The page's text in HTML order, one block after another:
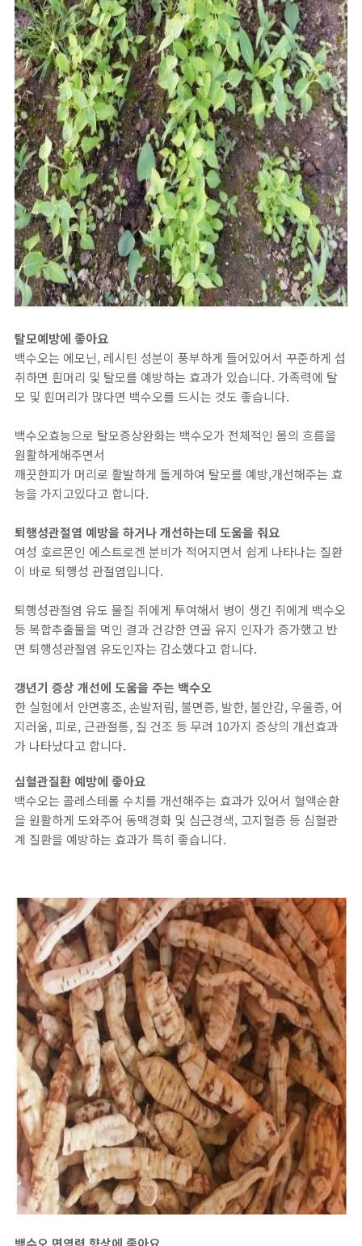
탈모예방에 좋아요
백수오는 에모닌, 레시틴 성분이 풍부하게 들어있어서 꾸준하게 섭
취하면 흰머리 및 탈모를 예방하는 효과가 있습니다. 가족력에 탈
모 및 흰머리가 많다면 백수오를 드시는 것도 좋습니다.
백수오효능으로 탈모증상완화는 백수오가 전체적인 몸의 흐름을
원활하게해주면서
깨끗한피가 머리로 활발하게 돌게하여 탈모를 예방,개선해주는 효
능을 가지고있다고 합니다.
퇴행성관절염 예방을 하거나 개선하는데 도움을 줘요
여성 호르몬인 에스트로겐 분비가 적어지면서 쉽게 나타나는 질환
이 바로 퇴행성 관절염입니다.
퇴행성관절염 유도 물질 쥐에게 투여해서 병이 생긴 쥐에게 백수오
등 복합추출물을 먹인 결과 건강한 연골 유지 인자가 증가했고 반
면 퇴행성관절염 유도인자는 감소했다고 합니다.
갱년기 증상 개선에 도움을 주는 백수오
한 실험에서 안면홍조, 손발저림, 불면증, 발한, 불안감, 우울증, 어
지러움, 피로, 근관절통, 질 건조 등 무려 10가지 증상의 개선효과
가 나타났다고 합니다.
심혈관질환 예방에 좋아요
백수오는 콜레스테롤 수치를 개선해주는 효과가 있어서 혈액순환
을 원활하게 도와주어 동맥경화 및 심근경색, 고지혈증 등 심혈관
계 질환을 예방하는 효과가 특히 좋습니다.